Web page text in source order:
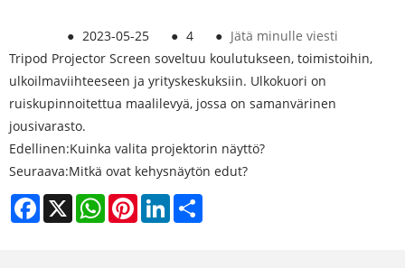
● 2023-05-25 ● 4 ● Jätä minulle viesti
Tripod Projector Screen soveltuu koulutukseen, toimistoihin,
ulkoilmaviihteeseen ja yrityskeskuksiin. Ulkokuori on
ruiskupinnoitettua maalilevyä, jossa on samanvärinen
jousivarasto.
Edellinen:Kuinka valita projektorin näyttö?
Seuraava:Mitkä ovat kehysnäytön edut?
Facebook
X WhatsAppPinterestLinkedIn